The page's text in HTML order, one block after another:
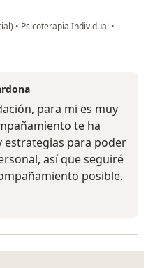
• Psicoterapia Individual •
para mi es muy
te ha
para poder
así que seguiré
posible.